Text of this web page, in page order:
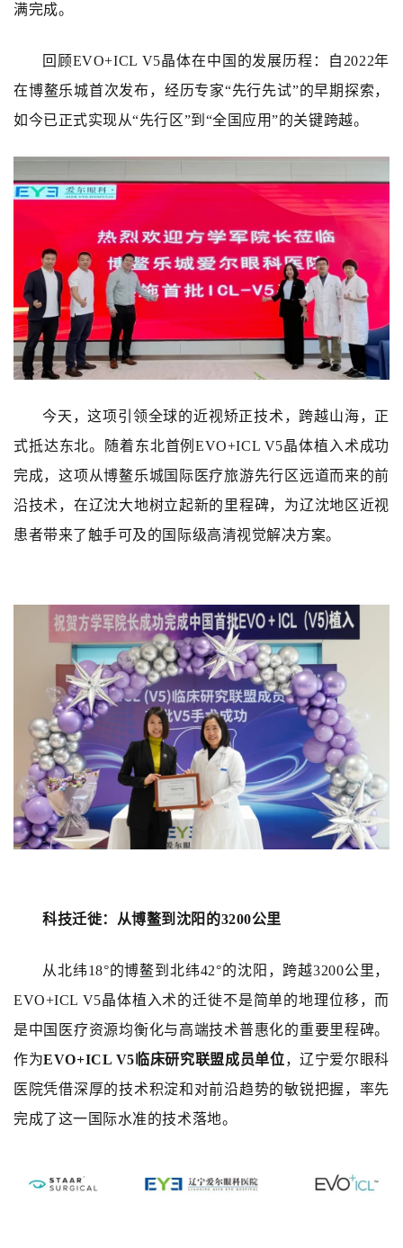
满完成。
回顾EVO+ICL V5晶体在中国的发展历程：自2022年
在博鳌乐城首次发布，经历专家“先行先试”的早期探索，
如今已正式实现从“先行区”到“全国应用”的关键跨越。
今天，这项引领全球的近视矫正技术，跨越山海，正
式抵达东北。随着东北首例EVO+ICL V5晶体植入术成功
完成，这项从博鳌乐城国际医疗旅游先行区远道而来的前
沿技术，在辽沈大地树立起新的里程碑，为辽沈地区近视
患者带来了触手可及的国际级高清视觉解决方案。
科技迁徙： 从博鳌到沈阳的3200公里
从北纬18°的博鳌到北纬42°的沈阳，跨越3200公里，
EVO+ICL V5晶体植入术的迁徙不是简单的地理位移，而
是中国医疗资源均衡化与高端技术普惠化的重要里程碑。
作为EVO+ICL V5 临床研究联盟成员单位，辽宁爱尔眼科
医院凭借深厚的技术积淀和对前沿趋势的敏锐把握，率先
完成了这一国际水准的技术落地。